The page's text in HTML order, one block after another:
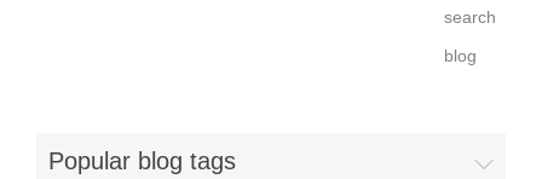
search
blog
Popular blog tags